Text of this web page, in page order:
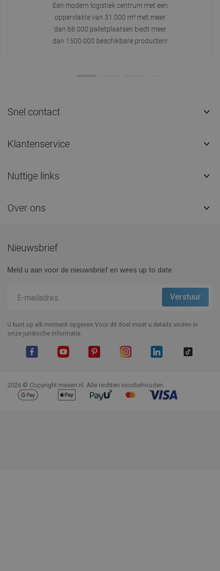
Een modern logistiek centrum met een
oppervlakte van 31.000 m² met meer
dan 68.000 palletplaatsen biedt meer
dan 1500.000 beschikbare producten!
Snel contact 
Klantenservice 
Nuttige links 
Over ons 
Nieuwsbrief
Meld u aan voor de nieuwsbrief en wees up to date.
U kunt op elk moment opgeven.Voor dit doel moet u details vinden in
onze juridische informatie.
2026 © Copyright mexen.nl. Alle rechten voorbehouden.